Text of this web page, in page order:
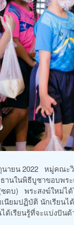
นายน 2022 หมู่คณะ
ธานในพิธีบูชาขอบพ
ดบ) พระสงฆ์ใหม่ได้
นียมปฏิบัติ นักเรียน
ด้เรียนรู้ที่จะแบ่งปัน